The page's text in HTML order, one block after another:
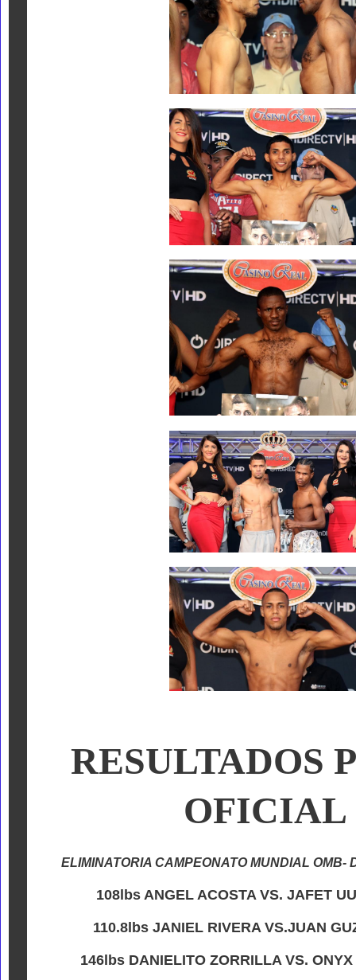
RESULTADOS
ELIMINATORIA CAMPEONATO MUNDIAL OMB-
108lbs ANGEL ACOSTA VS. JAFET
110.8lbs JANIEL RIVERA VS.JUAN
146lbs DANIELITO ZORRILLA VS.